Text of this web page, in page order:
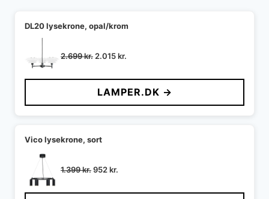
DL20 lysekrone, opal/krom
2.699kr. Den
pris
var:
2.699 kr..
2.015kr.
pris
er:
2.015 kr..
LAMPER.DK →
Vico lysekrone, sort
1.399kr.Den
pris
952kr.
pris